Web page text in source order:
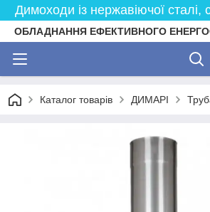
Димоходи із нержавіючої сталі,
ОБЛАДНАННЯ ЕФЕКТИВНОГО
Каталог товарів ДИМАРІ